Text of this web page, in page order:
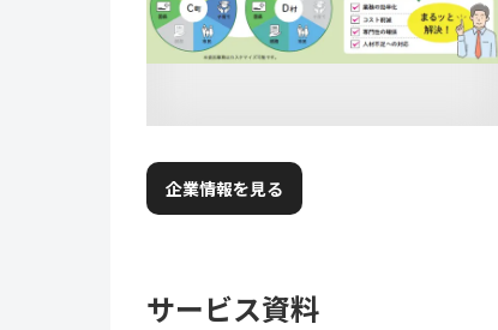
企業情報を見る
サービス資料